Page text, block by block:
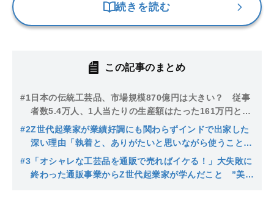
続きを読む
この記事のまとめ
#1 日本の伝統工芸品、市場規模870億円は大きい？ 従事
者数5.4万人、1人当たりの生産額はたった161万円とい
う現実を変えられるか？
#2Z世代起業家が業績好調にも関わらずインドで出家した
深い理由「執着と、ありがたいと思いながら使うことは
違う」
#3 「オシャレな工芸品を通販で売ればイケる！」大失敗に
終わった通販事業からZ世代起業家が学んだこと ”美し